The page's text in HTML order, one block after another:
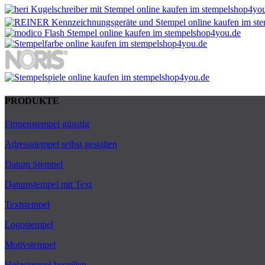
PRODUKTE
Firmenstempel günstig
Adressstempel selbst gestalten
Datum Stempel
Datumstempel mit Text
Textstempel
Logostempel
Motivstempel